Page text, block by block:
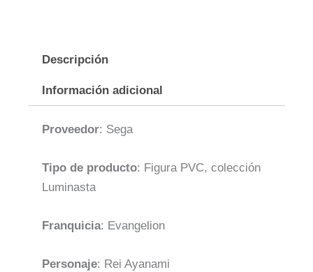
Descripción
Información adicional
Proveedor: Sega
Tipo de producto: Figura PVC, colección
Luminasta
Franquicia: Evangelion
Personaje: Rei Ayanami